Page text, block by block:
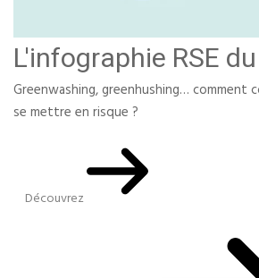
L'infographie RSE
Greenwashing, greenhushing… comment
se mettre en risque ?
Découvrez